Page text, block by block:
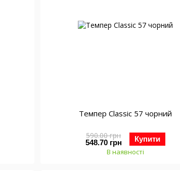
Темпер Classic 57 чорний
590.00 грн
548.70 грн Купити
В наявності